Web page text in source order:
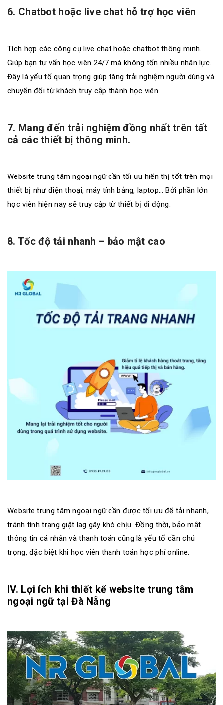
6. Chatbot hoặc live chat hỗ trợ học viên
Tích hợp các công cụ live chat hoặc chatbot thông minh.
Giúp bạn tư vấn học viên 24/7 mà không tốn nhiều nhân lực.
Đây là yếu tố quan trọng giúp tăng trải nghiệm người dùng và
chuyển đổi từ khách truy cập thành học viên.
7. Mang đến trải nghiệm đồng nhất trên tất
cả các thiết bị thông minh.
Website trung tâm ngoại ngữ cần tối ưu hiển thị tốt trên mọi
thiết bị như điện thoại, máy tính bảng, laptop… Bởi phần lớn
học viên hiện nay sẽ truy cập từ thiết bị di động.
8. Tốc độ tải nhanh – bảo mật cao
Website trung tâm ngoại ngữ cần được tối ưu để tải nhanh,
tránh tình trạng giật lag gây khó chịu. Đồng thời, bảo mật
thông tin cá nhân và thanh toán cũng là yếu tố cần chú
trọng, đặc biệt khi học viên thanh toán học phí online.
IV. Lợi ích khi thiết kế website trung tâm
ngoại ngữ tại Đà Nẵng